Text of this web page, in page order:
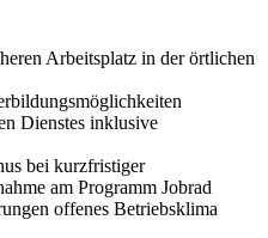
Arbeitsplatz in der örtlichen
Dienstes inklusive
bei kurzfristiger
am Programm Jobrad
offenes Betriebsklima